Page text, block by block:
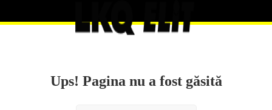
Ups! Pagina nu a fost găsită